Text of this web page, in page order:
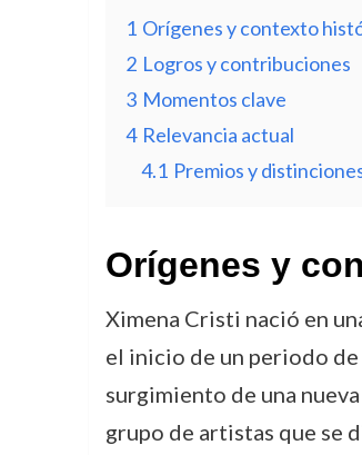
1 Orígenes y contexto
2 Logros y contribuciones
3 Momentos clave
4 Relevancia actual
4.1 Premios y
Orígenes y
Ximena Cristi nació en
el inicio de un periodo
surgimiento de una
grupo de artistas que se